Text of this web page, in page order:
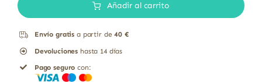
natural
Añadir al carrito
Envío gratis a partir de40 €
Devoluciones hasta 14 días
Pago seguro con: